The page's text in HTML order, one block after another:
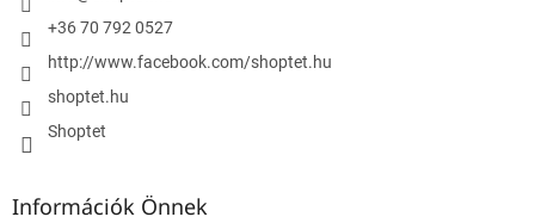
+36 70 792 0527
http://www.facebook.com/shoptet.hu
shoptet.hu
Shoptet
Információk Önnek